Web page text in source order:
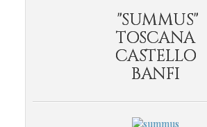
"SUMMUS"
TOSCANA
CASTELLO
BANFI